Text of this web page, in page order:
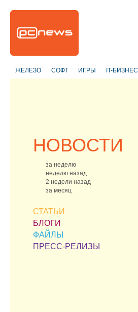
ЖЕЛЕЗО СОФТ ИГРЫ IT-БИЗНЕС
НОВОСТИ
за неделю
неделю назад
2 недели назад
за месяц
СТАТЬИ
БЛОГИ
ФАЙЛЫ
ПРЕСС-РЕЛИЗЫ